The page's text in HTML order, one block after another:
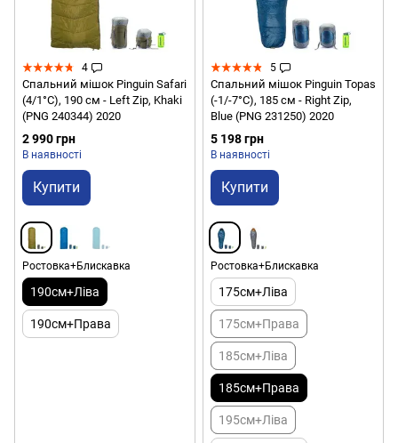
4
Спальний мішок Pinguin Safari
(4/1°C), 190 см - Left Zip, Khaki
(PNG 240344) 2020
2 990 грн
В наявності
Купити
Ростовка+Блискавка
190см+Ліва
190см+Права
5
Спальний мішок Pinguin Topas
(-1/-7°C), 185 см - Right Zip,
Blue (PNG 231250) 2020
5 198 грн
В наявності
Купити
Ростовка+Блискавка
175см+Ліва
175см+Права
185см+Ліва
185см+Права
195см+Ліва